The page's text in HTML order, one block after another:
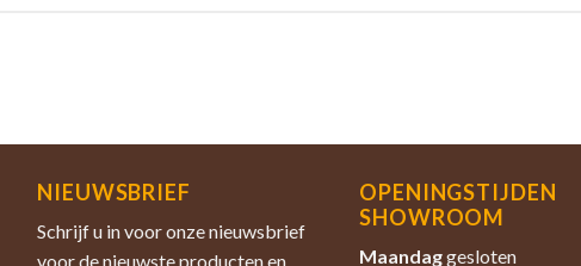
NIEUWSBRIEF
Schrijf u in voor onze nieuwsbrief
voor de nieuwste producten en
OPENINGSTIJDEN
SHOWROOM
Maandaggesloten